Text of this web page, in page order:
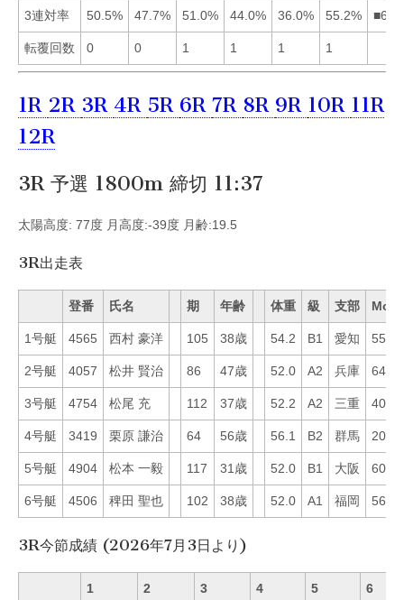
3連対率 50.5% 47.7% 51.0% 44.0% 36.0% 55.2%
転覆回数 0 0 1 1 1 1
1R 2R 3R 4R 5R 6R 7R 8R 9R 10R 11R
12R
3R 予選 1800m 締切 11:37
太陽高度: 77度 月高度:-39度 月齢:19.5
3R出走表
登番 氏名 期 年齢 体重 級 支部 Mo
1号艇 4565 西村 豪洋 105 38歳 54.2 B1 愛知 55
2号艇 4057 松井 賢治 86 47歳 52.0 A2 兵庫 64
3号艇 4754 松尾 充 112 37歳 52.2 A2 三重 40
4号艇 3419 栗原 謙治 64 56歳 56.1 B2 群馬 20
5号艇 4904 松本 一毅 117 31歳 52.0 B1 大阪 60
6号艇 4506 稗田 聖也 102 38歳 52.0 A1 福岡 56
3R今節成績 (2026年7月3日より)
1 2 3 4 5 6